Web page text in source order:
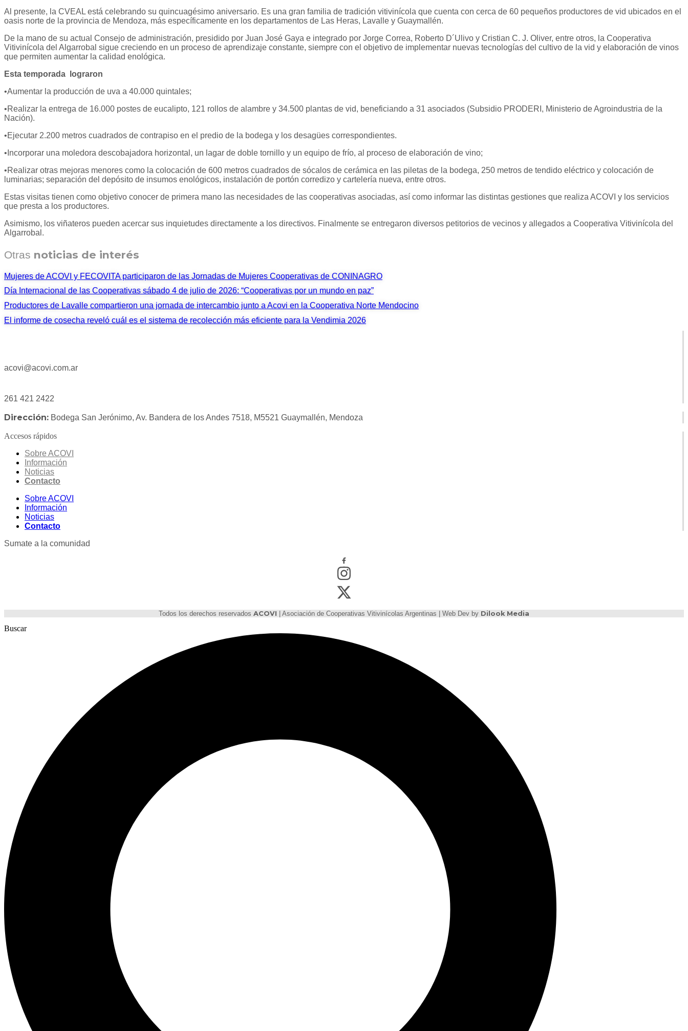
Al presente, la CVEAL está celebrando su quincuagésimo aniversario. Es una gran familia de tradición vitivinícola que cuenta con cerca de 60 pequeños productores de vid ubicados en el
oasis norte de la provincia de Mendoza, más específicamente en los departamentos de Las Heras, Lavalle y Guaymallén.
De la mano de su actual Consejo de administración, presidido por Juan José Gaya e integrado por Jorge Correa, Roberto D´Ulivo y Cristian C. J. Oliver, entre otros, la Cooperativa
Vitivinícola del Algarrobal sigue creciendo en un proceso de aprendizaje constante, siempre con el objetivo de implementar nuevas tecnologías del cultivo de la vid y elaboración de vinos
que permiten aumentar la calidad enológica.
Esta temporada lograron
•Aumentar la producción de uva a 40.000 quintales;
•Realizar la entrega de 16.000 postes de eucalipto, 121 rollos de alambre y 34.500 plantas de vid, beneficiando a 31 asociados (Subsidio PRODERI, Ministerio de Agroindustria de la
Nación).
•Ejecutar 2.200 metros cuadrados de contrapiso en el predio de la bodega y los desagües correspondientes.
•Incorporar una moledora descobajadora horizontal, un lagar de doble tornillo y un equipo de frío, al proceso de elaboración de vino;
•Realizar otras mejoras menores como la colocación de 600 metros cuadrados de sócalos de cerámica en las piletas de la bodega, 250 metros de tendido eléctrico y colocación de
luminarias; separación del depósito de insumos enológicos, instalación de portón corredizo y cartelería nueva, entre otros.
Estas visitas tienen como objetivo conocer de primera mano las necesidades de las cooperativas asociadas, así como informar las distintas gestiones que realiza ACOVI y los servicios
que presta a los productores.
Asimismo, los viñateros pueden acercar sus inquietudes directamente a los directivos. Finalmente se entregaron diversos petitorios de vecinos y allegados a Cooperativa Vitivinícola del
Algarrobal.
Otras noticias de interés
Mujeres de ACOVI y FECOVITA participaron de las Jornadas de Mujeres Cooperativas de CONINAGRO
Día Internacional de las Cooperativas sábado 4 de julio de 2026: “Cooperativas por un mundo en paz”
Productores de Lavalle compartieron una jornada de intercambio junto a Acovi en la Cooperativa Norte Mendocino
El informe de cosecha reveló cuál es el sistema de recolección más eficiente para la Vendimia 2026
acovi@acovi.com.ar
261 421 2422
Dirección: Bodega San Jerónimo, Av. Bandera de los Andes 7518, M5521 Guaymallén, Mendoza
Accesos rápidos
Sobre ACOVI
Información
Noticias
Contacto
Sobre ACOVI
Información
Noticias
Contacto
Sumate a la comunidad
Todos los derechos reservados ACOVI | Asociación de Cooperativas Vitivinícolas Argentinas | Web Dev by Dilook Media
Buscar